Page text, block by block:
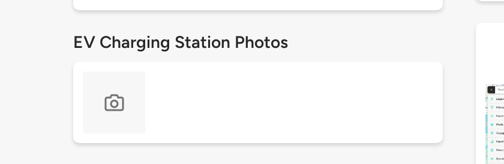
EV Charging Station Photos